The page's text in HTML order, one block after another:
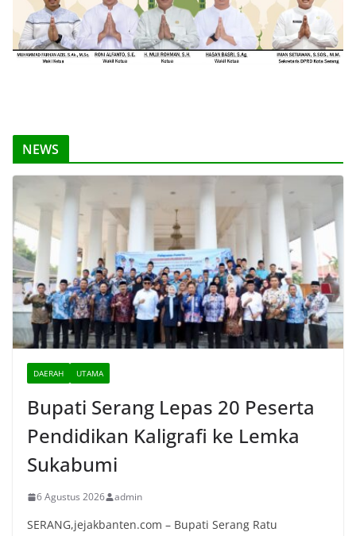
NEWS
DAERAH UTAMA
Bupati Serang Lepas 20 Peserta
Pendidikan Kaligrafi ke Lemka
Sukabumi
6 Agustus 2026 admin
SERANG,jejakbanten.com – Bupati Serang Ratu